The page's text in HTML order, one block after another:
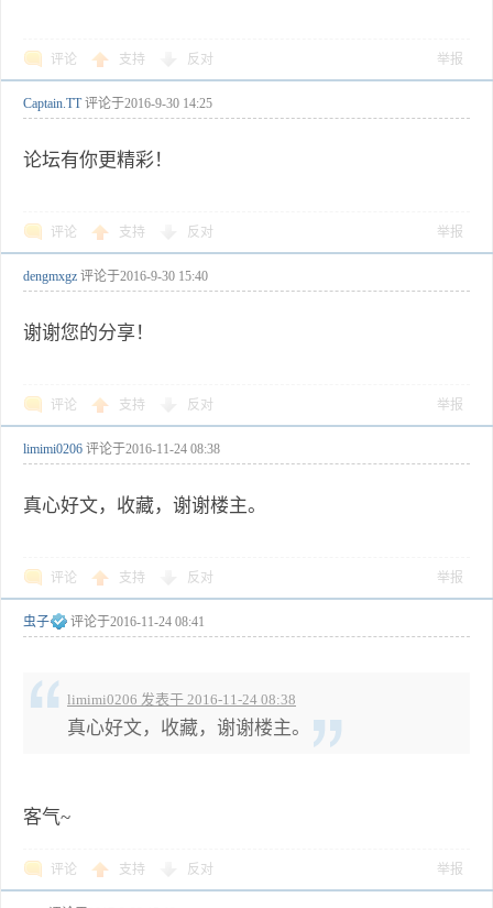
评论 支持 反对 举报
Captain.TT 评论于2016-9-30 14:25
论坛有你更精彩！
评论 支持 反对 举报
dengmxgz 评论于2016-9-30 15:40
谢谢您的分享！
评论 支持 反对 举报
limimi0206 评论于2016-11-24 08:38
真心好文，收藏，谢谢楼主。
评论 支持 反对 举报
虫子 评论于2016-11-24 08:41
limimi0206 发表于 2016-11-24 08:38
真心好文，收藏，谢谢楼主。
客气~
评论 支持 反对 举报